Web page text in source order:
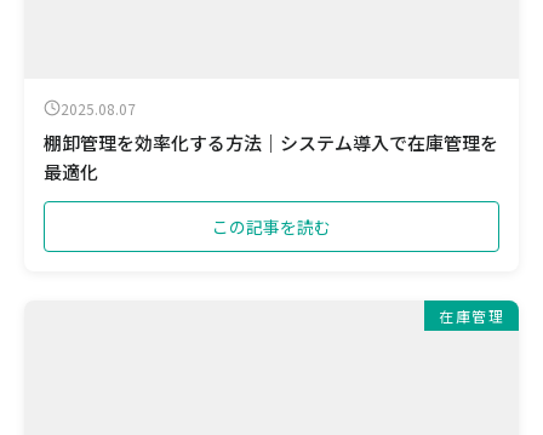
2025.08.07
棚卸管理を効率化する方法｜システム導入で在庫管理を
最適化
この記事を読む
在庫管理